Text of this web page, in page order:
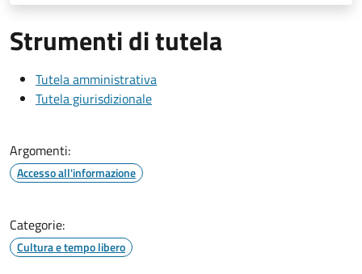
Strumenti di tutela
Tutela amministrativa
Tutela giurisdizionale
Argomenti:
Accesso all'informazione
Categorie:
Cultura e tempo libero